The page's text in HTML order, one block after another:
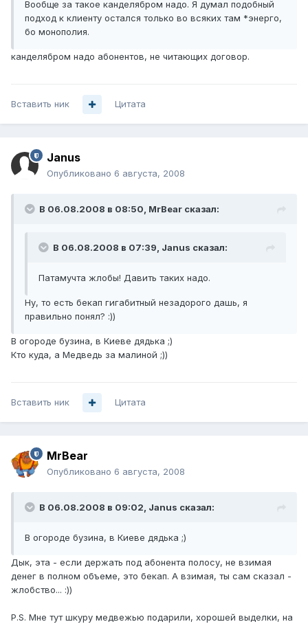
Вообще за такое канделябром надо. Я думал подобный
подход к клиенту остался только во всяких там *энерго,
бо монополия.
канделябром надо абонентов, не читающих договор.
Вставить ник Цитата
Janus
Опубликовано 6 августа, 2008
В 06.08.2008 в 08:50, MrBear сказал:
В 06.08.2008 в 07:39, Janus сказал:
Патамучта жлобы! Давить таких надо.
Ну, то есть бекап гигабитный незадорого дашь, я
правильно понял? :))
В огороде бузина, в Киеве дядька ;)
Кто куда, а Медведь за малиной ;))
Вставить ник Цитата
MrBear
Опубликовано 6 августа, 2008
В 06.08.2008 в 09:02, Janus сказал:
В огороде бузина, в Киеве дядька ;)
Дык, эта - если держать под абонента полосу, не взимая
денег в полном объеме, это бекап. А взимая, ты сам сказал -
жлобство... :))
P.S. Мне тут шкуру медвежью подарили, хорошей выделки, на